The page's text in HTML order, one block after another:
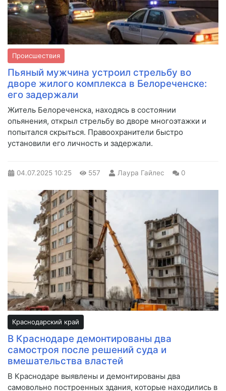
Происшествия
Пьяный мужчина устроил стрельбу во
дворе жилого комплекса в Белореченске:
его задержали
Житель Белореченска, находясь в состоянии
опьянения, открыл стрельбу во дворе многоэтажки и
попытался скрыться. Правоохранители быстро
установили его личность и задержали.
04.07.2025 10:25 557 Лаура Гайлес 0
Краснодарский край
В Краснодаре демонтированы два
самостроя после решений суда и
вмешательства властей
В Краснодаре выявлены и демонтированы два
самовольно построенных здания, которые находились в